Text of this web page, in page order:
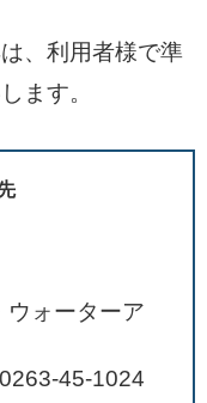
、利用者様で準
ます。
ォーターア
45-1024